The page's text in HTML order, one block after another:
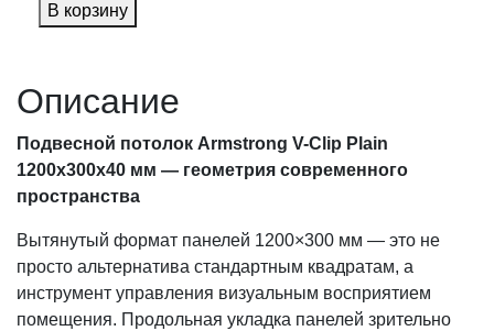
В корзину
Описание
Подвесной потолок Armstrong V-Clip Plain
1200x300x40 мм — геометрия современного
пространства
Вытянутый формат панелей 1200×300 мм — это не
просто альтернатива стандартным квадратам, а
инструмент управления визуальным восприятием
помещения. Продольная укладка панелей зрительно